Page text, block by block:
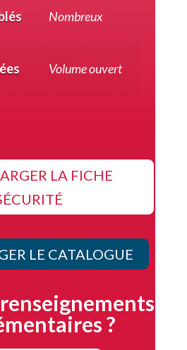
Nombreux
Volume ouvert
LA FICHE
LE CATALOGUE
?